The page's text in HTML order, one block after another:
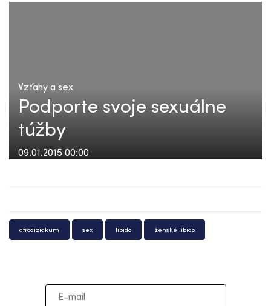
Vzťahy a sex
Podporte svoje sexuálne
túžby
09.01.2015 00:00
afrodiziakum sex libido ženské libido